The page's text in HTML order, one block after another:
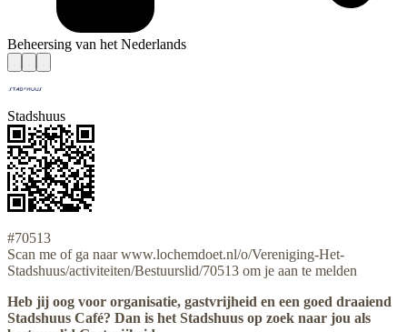
Beheersing van het Nederlands
Stadshuus
#70513
Scan me of ga naar www.lochemdoet.nl/o/Vereniging-Het-
Stadshuus/activiteiten/Bestuurslid/70513 om je aan te melden
Heb jij oog voor organisatie, gastvrijheid en een goed draaiend
Stadshuus Café? Dan is het Stadshuus op zoek naar jou als